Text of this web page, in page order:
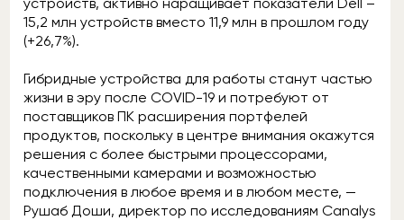
15,2 млн устройств вместо 11,9 млн в прошлом году
(+26,7%).
Гибридные устройства для работы станут частью
жизни в эру после COVID-19 и потребуют от
поставщиков ПК расширения портфелей
продуктов, поскольку в центре внимания окажутся
решения с более быстрыми процессорами,
качественными камерами и возможностью
подключения в любое время и в любом месте, —
Рушаб Доши, директор по исследованиям Canalys